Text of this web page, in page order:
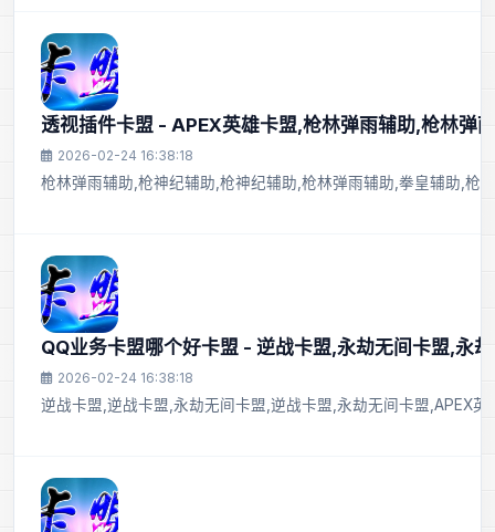
透视插件卡盟 - APEX英雄卡盟,枪林弹雨辅助,枪林弹
2026-02-24 16:38:18
枪林弹雨辅助,枪神纪辅助,枪神纪辅助,枪林弹雨辅助,拳皇辅助,枪
QQ业务卡盟哪个好卡盟 - 逆战卡盟,永劫无间卡盟,永
2026-02-24 16:38:18
逆战卡盟,逆战卡盟,永劫无间卡盟,逆战卡盟,永劫无间卡盟,APEX